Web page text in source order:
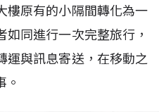
樓原有的小隔間轉化為一
同進行一次完整旅行，
運與訊息寄送，在移動之
。